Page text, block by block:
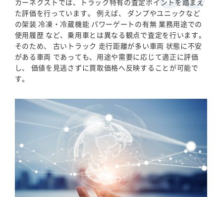
た評価を行っています。 例えば、 ダンプやユニックなど
の架装 冷凍・冷蔵機能 パワーゲートの有無 業務用途での
使用履歴 など、乗用車とは異なる観点で査定を行います。
そのため、 古いトラック 走行距離が多い車両 状態に不安
がある車両 であっても、用途や需要に応じて適正に評価
し、 価値を見逃さずに買取価格へ反映することが可能で
す。